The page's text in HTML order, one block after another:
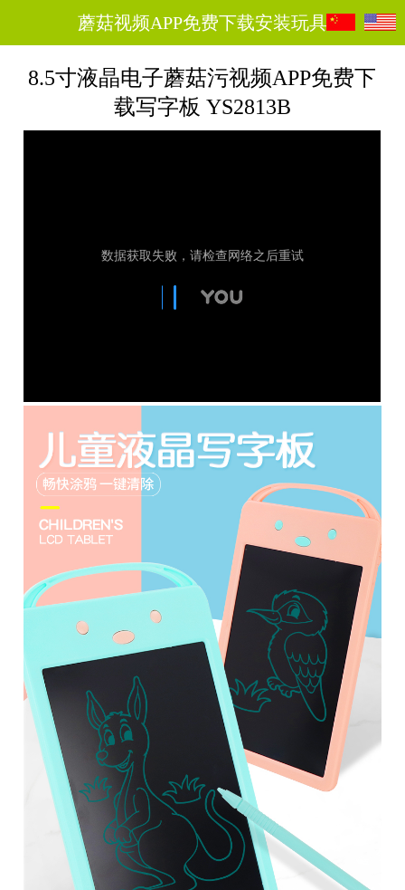
蘑菇视频APP免费下载安装玩具
8.5寸液晶电子蘑菇污视频APP免费下
载写字板 YS2813B